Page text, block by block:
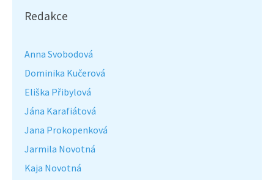
Redakce
Anna Svobodová
Dominika Kučerová
Eliška Přibylová
Jána Karafiátová
Jana Prokopenková
Jarmila Novotná
Kaja Novotná